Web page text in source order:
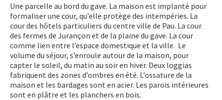
Une parcelle au bord du gave. La maison est implanté pour
formaliser une cour, qu’elle protège des intempéries. La
cour des hôtels particuliers du centre ville de Pau. La cour
des fermes de Jurançon et de la plaine du gave. La cour
comme lien entre l’espace domestique et la ville. Le
volume du séjour, s’enroule autour de la maison, pour
capter le soleil, du matin au soir en hiver. Deux loggias
fabriquent des zones d’ombres en été. L’ossature de la
maison et les bardages sont en acier. Les parois intérieures
sont en plâtre et les planchers en bois.